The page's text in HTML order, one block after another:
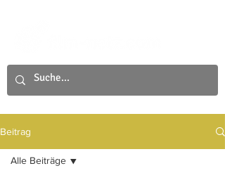
Beitrag
Alle Beiträge